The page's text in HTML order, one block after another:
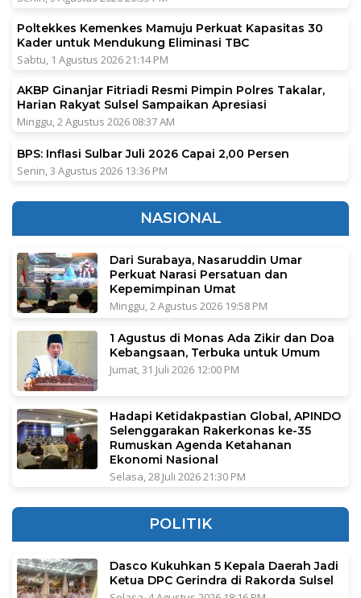
Poltekkes Kemenkes Mamuju Perkuat Kapasitas 30
Kader untuk Mendukung Eliminasi TBC
Sabtu, 1 Agustus 2026 21:14 PM
AKBP Ginanjar Fitriadi Resmi Pimpin Polres Takalar,
Harian Rakyat Sulsel Sampaikan Apresiasi
Minggu, 2 Agustus 2026 08:37 AM
BPS: Inflasi Sulbar Juli 2026 Capai 2,00 Persen
Senin, 3 Agustus 2026 13:36 PM
NASIONAL
Dari Surabaya, Nasaruddin Umar
Perkuat Narasi Persatuan dan
Kepemimpinan Umat
Minggu, 2 Agustus 2026 19:58 PM
1 Agustus di Monas Ada Zikir dan Doa
Kebangsaan, Terbuka untuk Umum
Jumat, 31 Juli 2026 12:00 PM
Hadapi Ketidakpastian Global, APINDO
Selenggarakan Rakerkonas ke-35
Rumuskan Agenda Ketahanan
Ekonomi Nasional
Selasa, 28 Juli 2026 21:30 PM
POLITIK
Dasco Kukuhkan 5 Kepala Daerah Jadi
Ketua DPC Gerindra di Rakorda Sulsel